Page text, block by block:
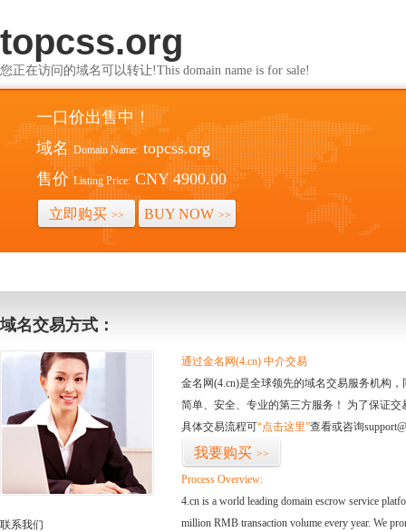
topcss.org
您正在访问的域名可以转让!This domain name is for sale!
一口价出售中！
域名 Domain Name: topcss.org
售价 Listing Price: CNY 4900.00
立即购买 >> BUY NOW >>
域名交易方式：
联系我们
通过金名网(4.cn) 中介交易
金名网(4.cn)是全球领先的域名交易服务机构
简单、安全、专业的第三方服务！ 为了保证
具体交易流程可“点击这里”查看或咨询
我要购买 >>
Process Overview:
4.cn is a world leading domain escrow service
million RMB transaction volume every year. We